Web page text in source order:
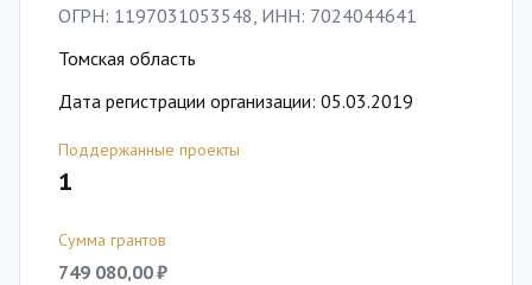
ОГРН: 1197031053548, ИНН: 7024044641
Томская область
Дата регистрации организации: 05.03.2019
Поддержанные проекты
1
Сумма грантов
749 080,00 ₽